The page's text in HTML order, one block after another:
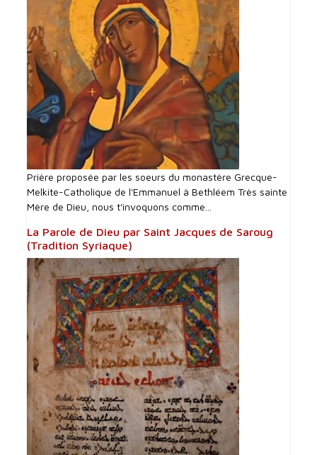
Prière proposée par les soeurs du monastère Grecque-
Melkite-Catholique de l'Emmanuel à Bethléem Très sainte
Mère de Dieu, nous t'invoquons comme...
La Parole de Dieu par Saint Jacques de Saroug
(Tradition Syriaque)